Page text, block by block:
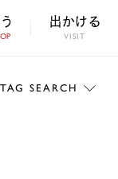
出かける
VISIT
TAG SEARCH